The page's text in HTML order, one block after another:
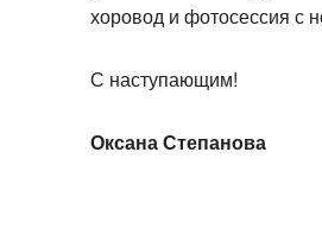
хоровод и фотосессия с
С наступающим!
Оксана Степанова